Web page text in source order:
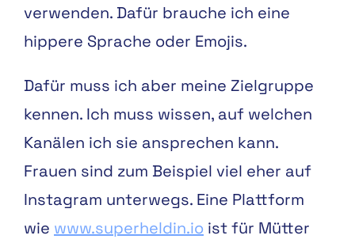
verwenden. Dafür brauche ich eine
hippere Sprache oder Emojis.
Dafür muss ich aber meine Zielgruppe
kennen. Ich muss wissen, auf welchen
Kanälen ich sie ansprechen kann.
Frauen sind zum Beispiel viel eher auf
Instagram unterwegs. Eine Plattform
wie www.superheldin.io ist für Mütter